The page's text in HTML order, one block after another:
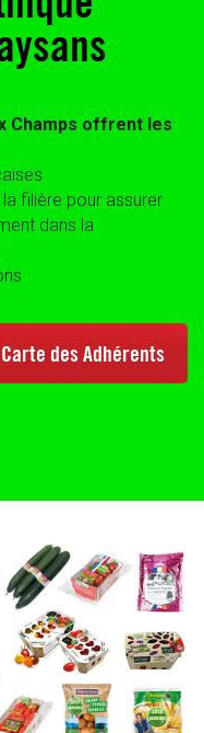
Champs offrent les
filière pour assurer
dans la
Carte des Adhérents